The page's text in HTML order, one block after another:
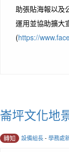
助張貼海報以及
運用並協助擴大
(https://
崙坪文化地
轉知 設備組長- 學務處